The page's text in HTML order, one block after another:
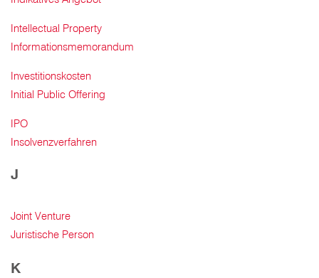
Intellectual Property
Informationsmemorandum
Investitionskosten
Initial Public Offering
IPO
Insolvenzverfahren
J
Joint Venture
Juristische Person
K